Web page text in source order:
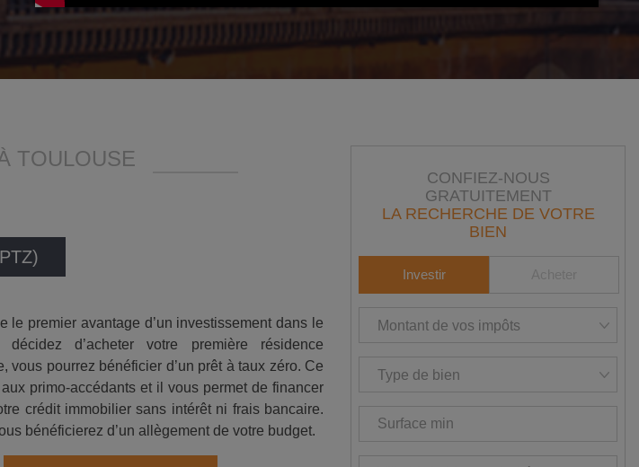
TOULOUSE
le premier avantage d’un investissement dans le
d’acheter votre première résidence
vous pourrez bénéficier d’un prêt à taux zéro. Ce
primo-accédants et il vous permet de financer
crédit immobilier sans intérêt ni frais bancaire.
bénéficierez d’un allègement de votre budget.
CONFIEZ-NOUS
GRATUITEMENT
LA RECHERCHE DE VOTRE
BIEN
Investir